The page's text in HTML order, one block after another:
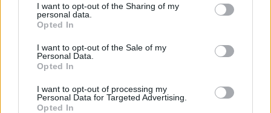
not limited to your visit or usage behaviour. You may click to
grant or deny consent to Google and its third-party tags to
use your data for below specified purposes in below Google
consent section.
I want to opt-out of the Sharing of my
personal data.
Opted In
I want to opt-out of the Sale of my
Personal Data.
Opted In
I want to opt-out of processing my
Personal Data for Targeted Advertising.
Opted In